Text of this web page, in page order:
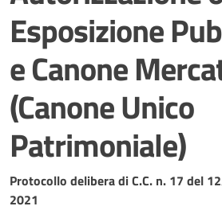
Esposizione
e Canone
(Canone Unico
Patrimoniale)
Dettagli del
Protocollo delibera di C.C. n. 17 del
2021